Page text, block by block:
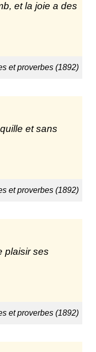
et la joie a des
et proverbes (1892)
et sans
et proverbes (1892)
plaisir ses
et proverbes (1892)